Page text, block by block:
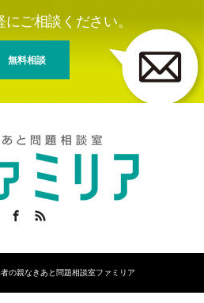
にご相談ください。
無料相談
Facebook
の親なきあと問題相談室ファミリア